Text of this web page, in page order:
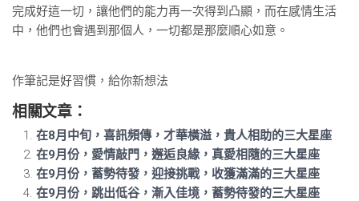
完成好這一切，讓他們的能力再一次得到凸顯，而在感情生活
中，他們也會遇到那個人，一切都是那麼順心如意。
作筆記是好習慣，給你新想法
相關文章：
在8月中旬，喜訊頻傳，才華橫溢，貴人相助的三大星座
在9月份，愛情敲門，邂逅良緣，​真愛相隨的三大星座
在9月份，蓄勢待發，迎接挑戰，收獲滿滿的三大星座
在9月份，​跳出低谷，漸入佳境，蓄勢待發的三大星座